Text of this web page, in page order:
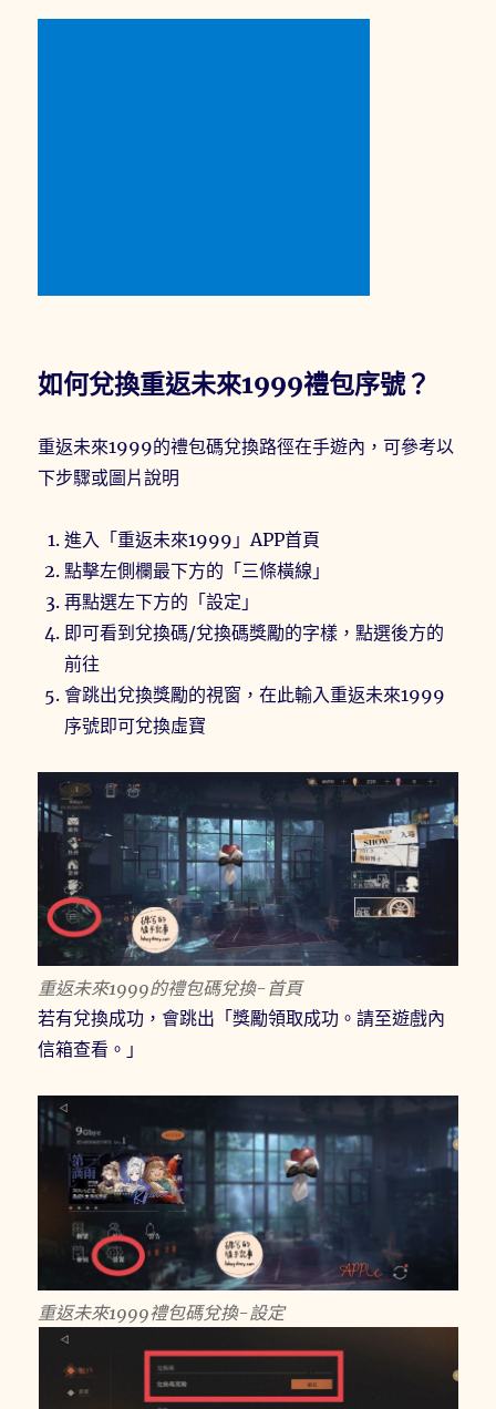
如何兌換重返未來1999禮包序號？
重返未來1999的禮包碼兌換路徑在手遊內，可參考以
下步驟或圖片說明
進入「重返未來1999」APP首頁
點擊左側欄最下方的「三條橫線」
再點選左下方的「設定」
即可看到兌換碼/兌換碼獎勵的字樣，點選後方的
前往
會跳出兌換獎勵的視窗，在此輸入重返未來1999
序號即可兌換虛寶
重返未來1999的禮包碼兌換-首頁
若有兌換成功，會跳出「獎勵領取成功。請至遊戲內
信箱查看。」
重返未來1999禮包碼兌換-設定